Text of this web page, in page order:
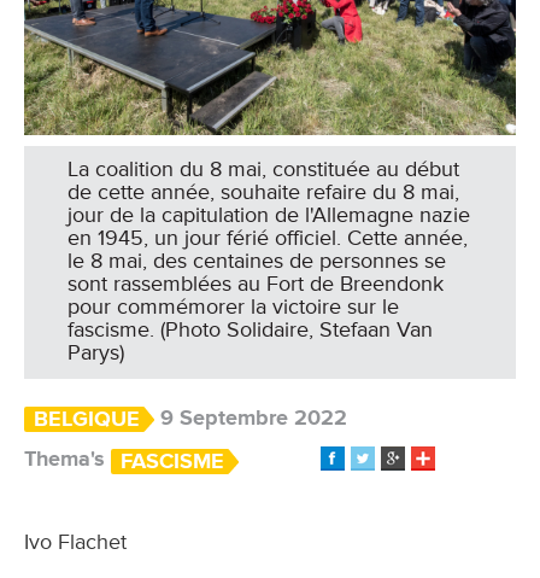
La coalition du 8 mai, constituée au début
de cette année, souhaite refaire du 8 mai,
jour de la capitulation de l'Allemagne nazie
en 1945, un jour férié officiel. Cette année,
le 8 mai, des centaines de personnes se
sont rassemblées au Fort de Breendonk
pour commémorer la victoire sur le
fascisme. (Photo Solidaire, Stefaan Van
Parys)
BELGIQUE
9 Septembre 2022
Thema's
FASCISME
Ivo Flachet